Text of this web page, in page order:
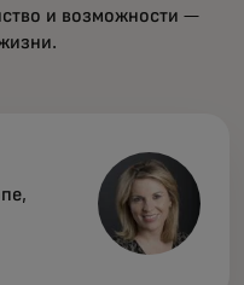
и возможности —